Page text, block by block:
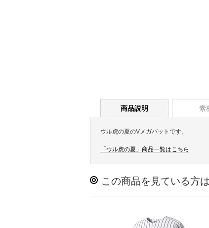
商品説明 素
ウル虎の夏のVメガバットです。
「ウル虎の夏」商品一覧はこちら
この商品を見ている方